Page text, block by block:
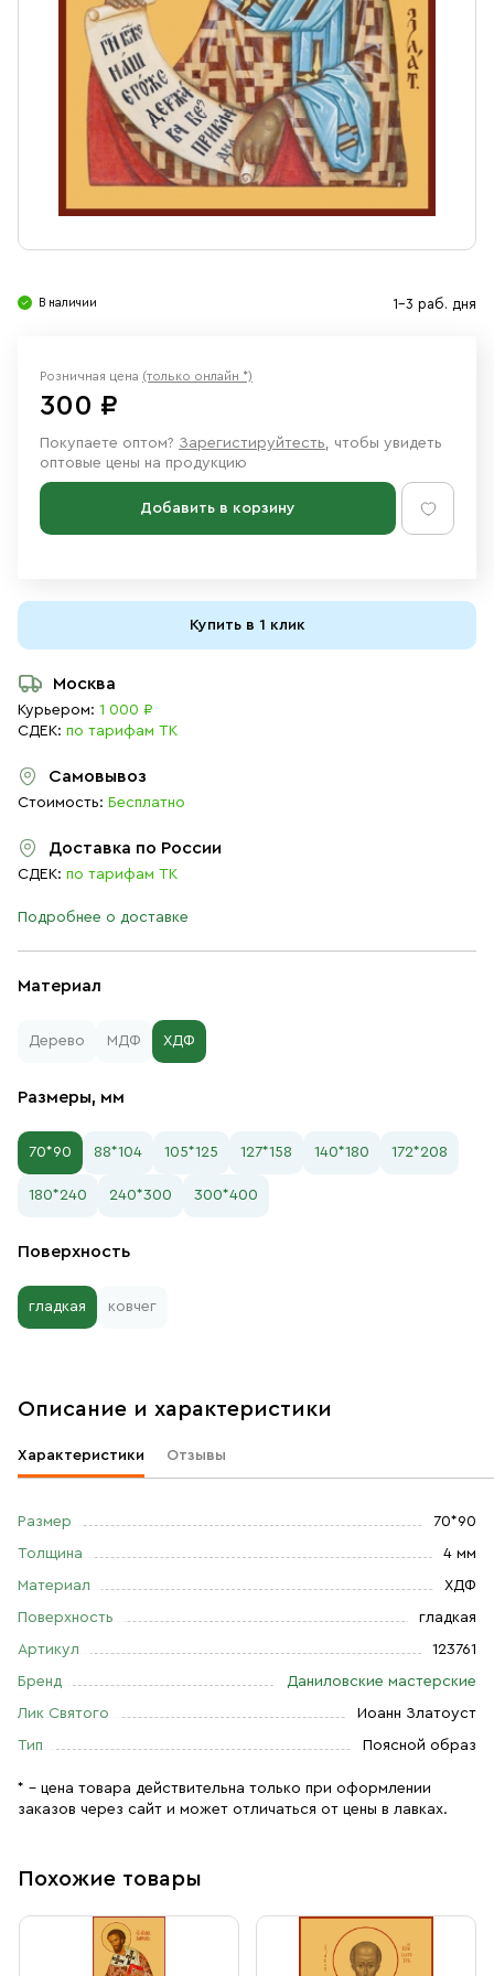
Ювелирные изделия
В наличии 1-3 раб. дня
Материал
Дерево МДФ ХДФ
Размеры, мм
70*90 88*104 105*125 127*158 140*180 172*208
180*240 240*300 300*400
Поверхность
гладкая ковчег
Розничная цена (только онлайн *)
300 ₽
Покупаете оптом? Зарегистируйтесть, чтобы увидеть
оптовые цены на продукцию
Добавить в корзину
Купить в 1 клик
Москва
Курьером: 1 000 ₽
СДЕК: по тарифам ТК
Самовывоз
Стоимость: Бесплатно
Доставка по России
СДЕК: по тарифам ТК
Подробнее о доставке
Описание и характеристики
Характеристики Отзывы
Размер 70*90
Толщина 4 мм
Материал ХДФ
Поверхность гладкая
Артикул 123761
Бренд Даниловские мастерские
Лик Святого Иоанн Златоуст
Тип Поясной образ
* – цена товара действительна только при оформлении
заказов через сайт и может отличаться от цены в лавках.
Похожие товары